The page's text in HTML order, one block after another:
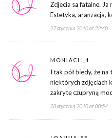
Zdjecia sa fatalne.
Estetyka, aranzacja,
27 stycznia 2010 at 22:40
MONIACH_1
I tak pół biedy, że
niektórych zdjęciach
zakryte czupryną
28 stycznia 2010 at 00:54